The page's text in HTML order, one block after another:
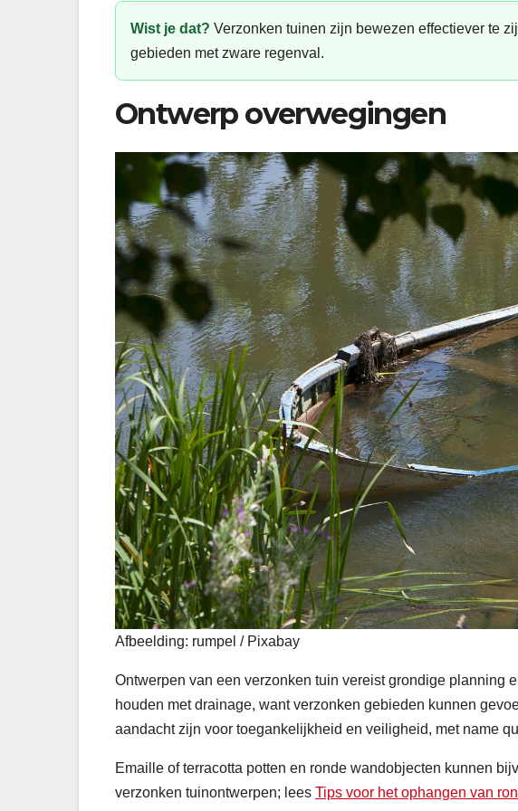
Wist je dat? Verzonken tuinen zijn bewezen effectiever te
gebieden met zware regenval.
Ontwerp overwegingen
Afbeelding: rumpel / Pixabay
Ontwerpen van een verzonken tuin vereist grondige planning
houden met drainage, want verzonken gebieden kunnen
aandacht zijn voor toegankelijkheid en veiligheid, met name
Emaille of terracotta potten en ronde wandobjecten kunnen
verzonken tuinontwerpen; lees Tips voor het ophangen van